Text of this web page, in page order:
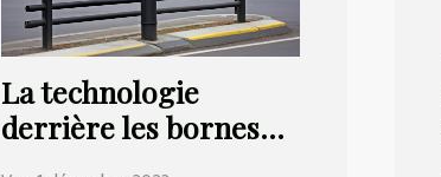
La technologie
derrière les bornes